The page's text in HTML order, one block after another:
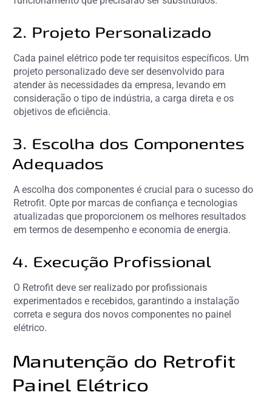
2. Projeto Personalizado
Cada painel elétrico pode ter requisitos específicos. Um
projeto personalizado deve ser desenvolvido para
atender às necessidades da empresa, levando em
consideração o tipo de indústria, a carga direta e os
objetivos de eficiência.
3. Escolha dos Componentes
Adequados
A escolha dos componentes é crucial para o sucesso do
Retrofit. Opte por marcas de confiança e tecnologias
atualizadas que proporcionem os melhores resultados
em termos de desempenho e economia de energia.
4. Execução Profissional
O Retrofit deve ser realizado por profissionais
experimentados e recebidos, garantindo a instalação
correta e segura dos novos componentes no painel
elétrico.
Manutenção do Retrofit
Painel Elétrico